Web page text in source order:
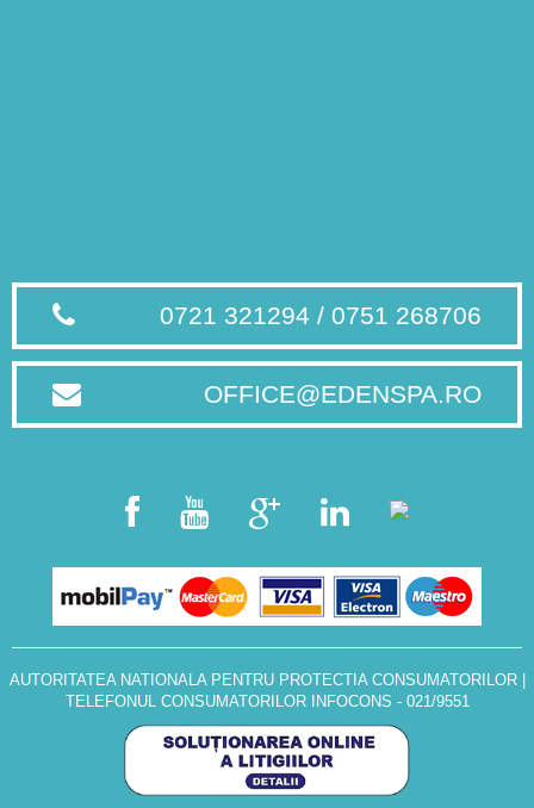
0721 321294 / 0751 268706
OFFICE@EDENSPA.RO
AUTORITATEA NATIONALA PENTRU PROTECTIA CONSUMATORILOR|
TELEFONUL CONSUMATORILOR INFOCONS - 021/9551